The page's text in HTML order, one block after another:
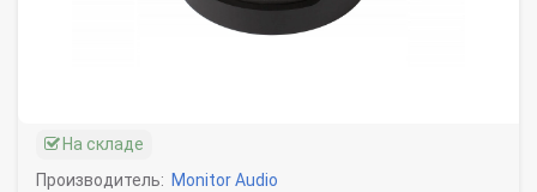
На складе
Производитель: Monitor Audio